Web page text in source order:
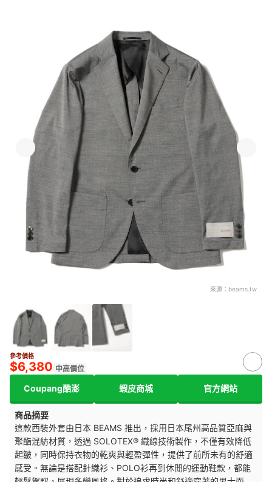
來源： beams.tw
參考價格
$6,380 中高價位
Coupang酷澎 蝦皮商城 官方網站
商品摘要
這款西裝外套由日本 BEAMS 推出，採用日本尾州高品質亞麻與
聚酯混紡材質，透過 SOLOTEX® 織線技術製作，不僅有效降低
起皺，同時保持衣物的乾爽與輕盈彈性，提供了前所未有的舒適
感受。無論是搭配針織衫、POLO衫再到休閒的運動鞋款，都能